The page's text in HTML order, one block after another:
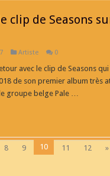
clip de Seasons
Artiste 0
avec le clip de Seasons
de son premier album très
le groupe belge Pale …
8 9 10 11 12 »